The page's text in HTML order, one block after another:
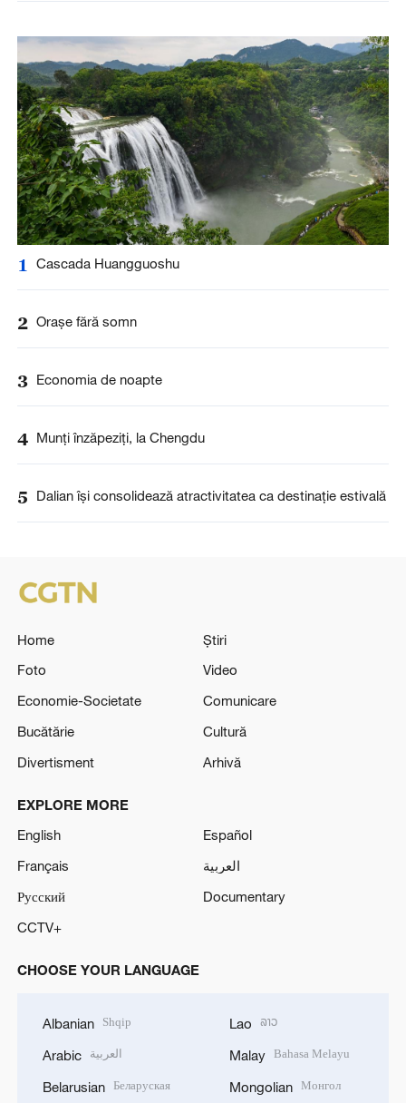
1 Cascada Huangguoshu
2 Orașe fără somn
3 Economia de noapte
4 Munți înzăpeziți, la Chengdu
5 Dalian își consolidează atractivitatea ca destinație estivală
Home
Știri
Foto
Video
Economie-Societate
Comunicare
Bucătărie
Cultură
Divertisment
Arhivă
EXPLORE MORE
English
Español
Français
العربية
Русский
Documentary
CCTV+
CHOOSE YOUR LANGUAGE
Albanian Shqip
Arabic العربية
Belarusian Беларуская
Lao ລາວ
Malay Bahasa Melayu
Mongolian Монгол